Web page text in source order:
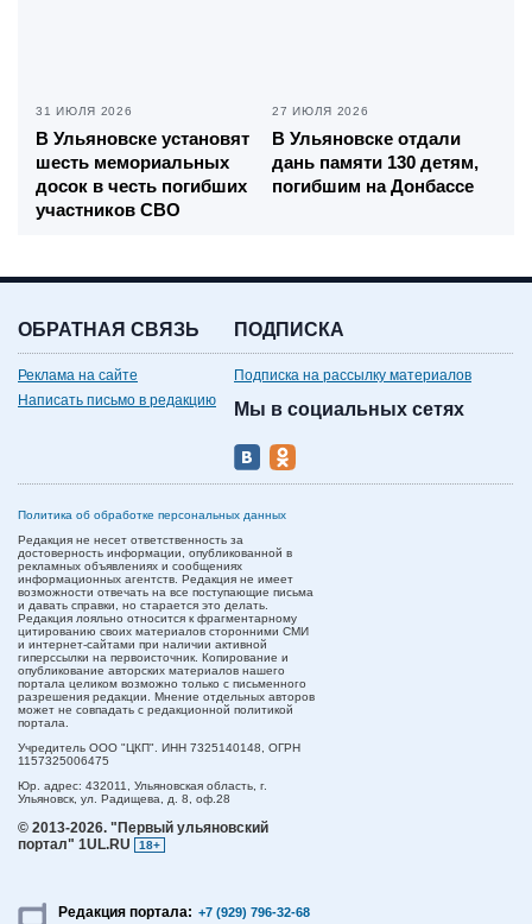
31 ИЮЛЯ 2026
В Ульяновске установят
шесть мемориальных
досок в честь погибших
участников СВО
27 ИЮЛЯ 2026
В Ульяновске отдали
дань памяти 130 детям,
погибшим на Донбассе
ОБРАТНАЯ СВЯЗЬ
Реклама на сайте
Написать письмо в редакцию
ПОДПИСКА
Подписка на рассылку материалов
Мы в социальных сетях
Политика об обработке персональных данных
Редакция не несет ответственность за
достоверность информации, опубликованной в
рекламных объявлениях и сообщениях
информационных агентств. Редакция не имеет
возможности отвечать на все поступающие письма
и давать справки, но старается это делать.
Редакция лояльно относится к фрагментарному
цитированию своих материалов сторонними СМИ
и интернет-сайтами при наличии активной
гиперссылки на первоисточник. Копирование и
опубликование авторских материалов нашего
портала целиком возможно только с письменного
разрешения редакции. Мнение отдельных авторов
может не совпадать с редакционной политикой
портала.
Учредитель ООО "ЦКП". ИНН 7325140148, ОГРН
1157325006475
Юр. адрес: 432011, Ульяновская область, г.
Ульяновск, ул. Радищева, д. 8, оф.28
© 2013-2026. "Первый ульяновский
портал" 1UL.RU
18+
Редакция портала: +7 (929) 796-32-68